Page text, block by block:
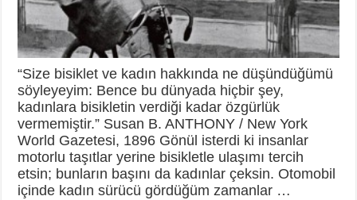
“Size bisiklet ve kadın hakkında ne düşündüğümü
söyleyeyim: Bence bu dünyada hiçbir şey,
kadınlara bisikletin verdiği kadar özgürlük
vermemiştir.” Susan B. ANTHONY / New York
World Gazetesi, 1896 Gönül isterdi ki insanlar
motorlu taşıtlar yerine bisikletle ulaşımı tercih
etsin; bunların başını da kadınlar çeksin. Otomobil
içinde kadın sürücü gördüğüm zamanlar …